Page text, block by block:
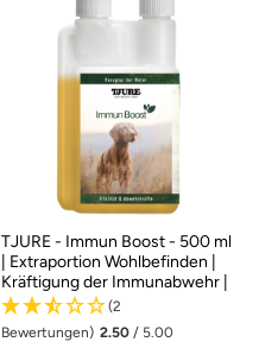
TJURE - Immun Boost - 500 ml
| Extraportion Wohlbefinden |
Kräftigung der Immunabwehr |
(2
Bewertungen) 2.50 / 5.00